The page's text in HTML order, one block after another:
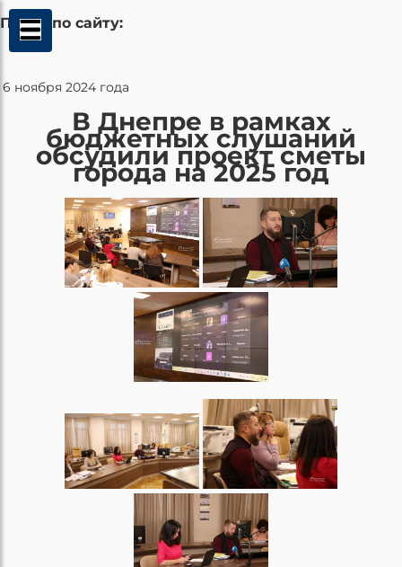
Поиск по сайту:
6 ноября 2024 года
В Днепре в рамках
бюджетных слушаний
обсудили проект сметы
города на 2025 год